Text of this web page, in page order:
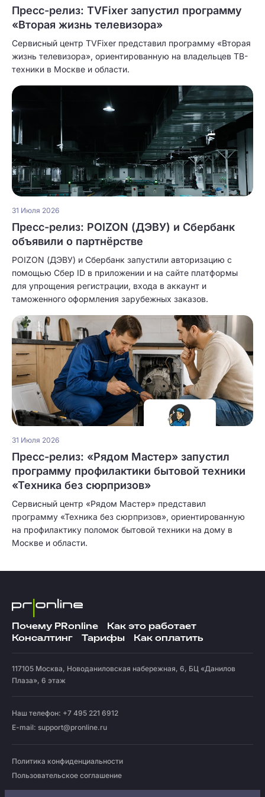
Пресс-релиз: TVFixer запустил программу
«Вторая жизнь телевизора»
Сервисный центр TVFixer представил программу «Вторая
жизнь телевизора», ориентированную на владельцев ТВ-
техники в Москве и области.
31 Июля 2026
Пресс-релиз: POIZON (ДЭВУ) и Сбербанк
объявили о партнёрстве
POIZON (ДЭВУ) и Сбербанк запустили авторизацию с
помощью Сбер ID в приложении и на сайте платформы
для упрощения регистрации, входа в аккаунт и
таможенного оформления зарубежных заказов.
31 Июля 2026
Пресс-релиз: «Рядом Мастер» запустил
программу профилактики бытовой техники
«Техника без сюрпризов»
Сервисный центр «Рядом Мастер» представил
программу «Техника без сюрпризов», ориентированную
на профилактику поломок бытовой техники на дому в
Москве и области.
Почему PRonline
Как это работает
Консалтинг
Тарифы Как оплатить
117105 Москва, Новоданиловская набережная, 6, БЦ «Данилов
Плаза», 6 этаж
Наш телефон: +7 495 221 6912
E-mail: support@pronline.ru
Политика конфиденциальности
Пользовательское соглашение